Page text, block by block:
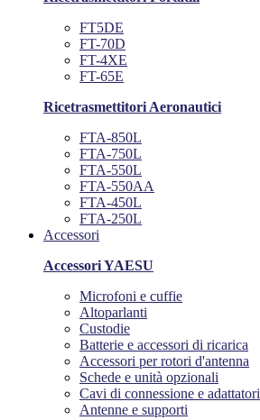
FT5DE
FT-70D
FT-4XE
FT-65E
Ricetrasmettitori Aeronautici
FTA-850L
FTA-750L
FTA-550L
FTA-550AA
FTA-450L
FTA-250L
Accessori
Accessori YAESU
Microfoni e cuffie
Altoparlanti
Custodie
Batterie e accessori di ricarica
Accessori per rotori d'antenna
Schede e unità opzionali
Cavi di connessione e adattatori
Antenne e supporti